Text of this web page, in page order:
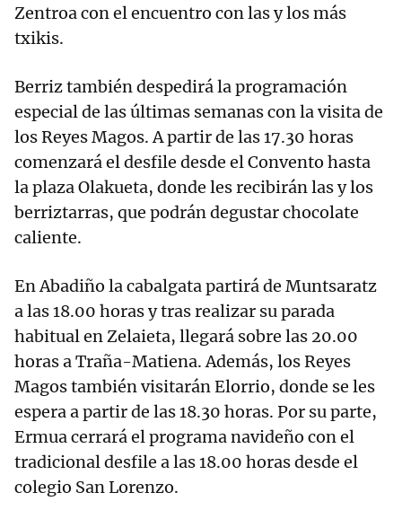
Zentroa con el encuentro con las y los más
txikis.
Berriz también despedirá la programación
especial de las últimas semanas con la visita de
los Reyes Magos. A partir de las 17.30 horas
comenzará el desfile desde el Convento hasta
la plaza Olakueta, donde les recibirán las y los
berriztarras, que podrán degustar chocolate
caliente.
En Abadiño la cabalgata partirá de Muntsaratz
a las 18.00 horas y tras realizar su parada
habitual en Zelaieta, llegará sobre las 20.00
horas a Traña-Matiena. Además, los Reyes
Magos también visitarán Elorrio, donde se les
espera a partir de las 18.30 horas. Por su parte,
Ermua cerrará el programa navideño con el
tradicional desfile a las 18.00 horas desde el
colegio San Lorenzo.